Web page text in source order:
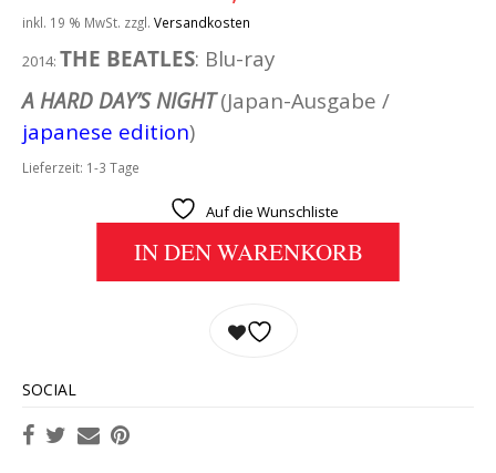
inkl. 19 % MwSt. zzgl. Versandkosten
2014: THE BEATLES: Blu-ray
A HARD DAY’S NIGHT(Japan-Ausgabe /
japanese edition)
Lieferzeit: 1-3 Tage
Auf die Wunschliste
IN DEN WARENKORB
SOCIAL